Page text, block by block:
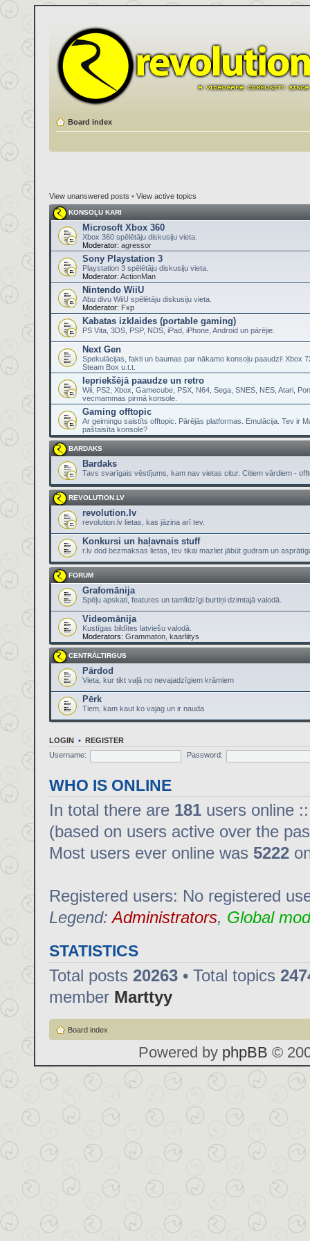
Board index
View unanswered posts • View active topics
KONSOĻU KARI
Microsoft Xbox 360
Xbox 360 spēlētāju diskusiju vieta.
Moderator: agressor
Sony Playstation 3
Playstation 3 spēlētāju diskusiju vieta.
Moderator: ActionMan
Nintendo WiiU
Abu divu WiiU spēlētāju diskusiju vieta.
Moderator: Fxp
Kabatas izklaides (portable gaming)
PS Vita, 3DS, PSP, NDS, iPad, iPhone, Android un pārējie.
Next Gen
Spekulācijas, fakti un baumas par nākamo konsoļu paaudzi! Xbox
Steam Box u.t.t.
Iepriekšējā paaudze un retro
Wii, PS2, Xbox, Gamecube, PSX, N64, Sega, SNES, NES, Atari,
vecmammas pirmā konsole.
Gaming offtopic
Ar geimingu saistīts offtopic. Pārējās platformas. Emulācija. Tev ir
paštaisīta konsole?
BARDAKS
Bardaks
Tavs svarīgais vēstījums, kam nav vietas citur. Citiem vārdiem -
REVOLUTION.LV
revolution.lv
revolution.lv lietas, kas jāzina arī tev.
Konkursi un haļavnais stuff
r.lv dod bezmaksas lietas, tev tikai mazliet jābūt gudram un
FORUM
Grafomānija
Spēļu apskati, features un tamlīdzīgi burtiņi dzimtajā valodā.
Videomānija
Kustīgas bildītes latviešu valodā.
Moderators: Grammaton kaarliitys
CENTRĀLTIRGUS
Pārdod
Vieta, kur tikt vaļā no nevajadzīgiem krāmiem
Pērk
Tiem, kam kaut ko vajag un ir nauda
LOGIN • REGISTER
Username:
Password:
WHO IS ONLINE
In total there are 181 users online
(based on users active over the
Most users ever online was 5222
Registered users: No registered
Legend:Administrators, Global
STATISTICS
Total posts 20263 • Total topics
member Marttyy
Board index
Powered by phpBB ©